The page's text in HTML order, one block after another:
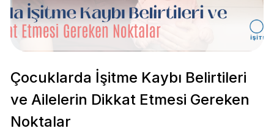
Çocuklarda İşitme Kaybı Belirtileri
ve Ailelerin Dikkat Etmesi Gereken
Noktalar